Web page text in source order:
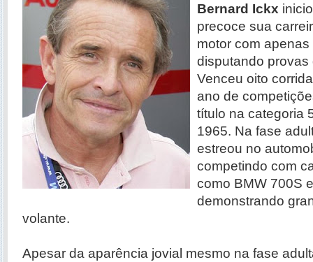
Bernard Ickx
precoce sua
motor com
disputando provas
Venceu oito
ano de
título na categoria
1965. Na fase
estreou no
competindo com
como BMW 700S
demonstrando
volante.
Apesar da aparência jovial mesmo na fase